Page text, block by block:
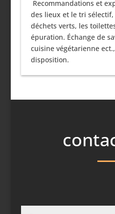
Recommandations et
des lieux et le tri sélectif,
déchets verts, les
épuration. Échange de
cuisine végétarienne
disposition.